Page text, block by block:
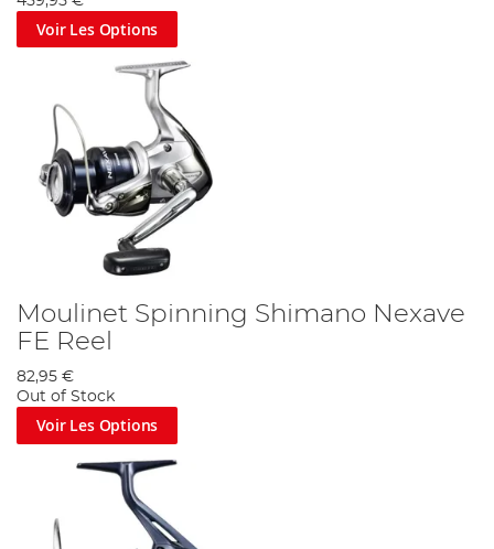
Voir Les Options
Moulinet Spinning Shimano Nexave
FE Reel
82,95 €
Out of Stock
Voir Les Options